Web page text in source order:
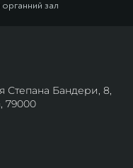
органний зал
Степана Бандери, 8,
79000